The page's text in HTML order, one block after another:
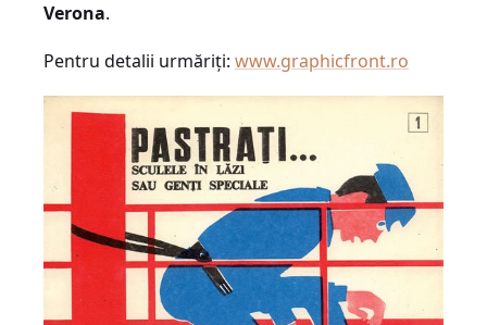
Verona.
Pentru detalii urmăriţi: www.graphicfront.ro